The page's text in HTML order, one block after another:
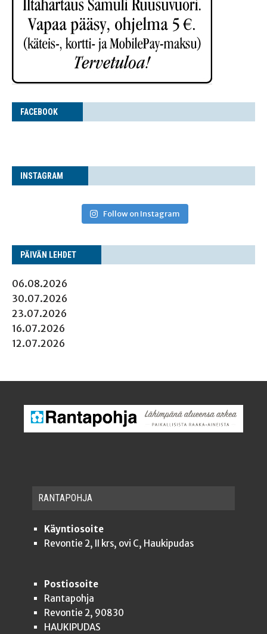
FACE­BOOK
INS­TA­GRAM
Follow on Instagram
PÄI­VÄN LEHDET
06.08.2026
30.07.2026
23.07.2026
16.07.2026
12.07.2026
RAN­TA­POH­JA
Käyntiosoite
Revontie 2, II krs, ovi C, Haukipudas
Postiosoite
Rantapohja
Revontie 2, 90830
HAUKIPUDAS